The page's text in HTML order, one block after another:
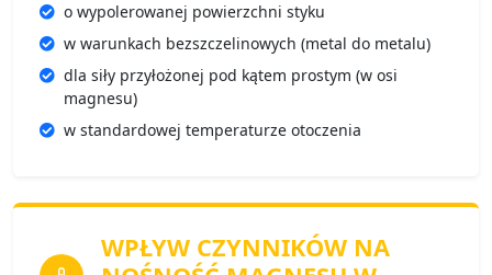
o wypolerowanej powierzchni styku
w warunkach bezszczelinowych (metal do metalu)
dla siły przyłożonej pod kątem prostym (w osi
magnesu)
w standardowej temperaturze otoczenia
WPŁYW CZYNNIKÓW NA